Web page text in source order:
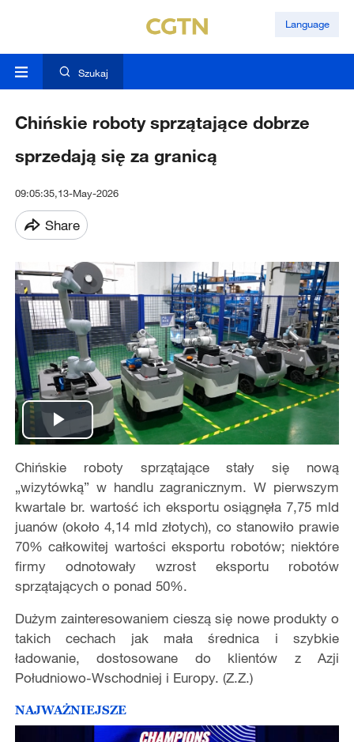
Language
Szukaj
Chińskie roboty sprzątające dobrze
sprzedają się za granicą
09:05:35,13-May-2026
Share
Play
Video
Chińskie roboty sprzątające stały się nową
„wizytówką” w handlu zagranicznym. W pierwszym
kwartale br. wartość ich eksportu osiągnęła 7,75 mld
juanów (około 4,14 mld złotych), co stanowiło prawie
70% całkowitej wartości eksportu robotów; niektóre
firmy odnotowały wzrost eksportu robotów
sprzątających o ponad 50%.
Dużym zainteresowaniem cieszą się nowe produkty o
takich cechach jak mała średnica i szybkie
ładowanie, dostosowane do klientów z Azji
Południowo-Wschodniej i Europy. (Z.Z.)
NAJWAŻNIEJSZE